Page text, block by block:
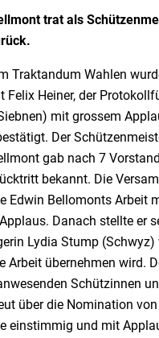
trat als
Traktandum Wahlen
Felix Heiner, der
mit grossem
Der
gab nach 7
bekannt. Die
Edwin Bellomonts Arbeit
Danach stellte er
Lydia Stump (Schwyz)
Arbeit übernehmen wird.
Schützinnen
über die Nomination
einstimmig und mit